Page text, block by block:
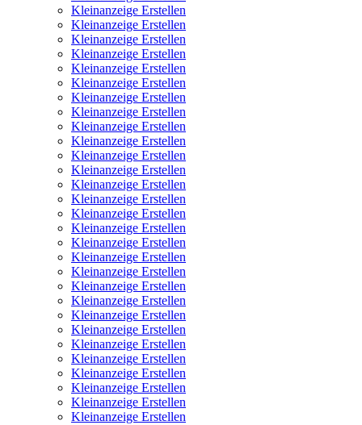
Kleinanzeige Erstellen
Kleinanzeige Erstellen
Kleinanzeige Erstellen
Kleinanzeige Erstellen
Kleinanzeige Erstellen
Kleinanzeige Erstellen
Kleinanzeige Erstellen
Kleinanzeige Erstellen
Kleinanzeige Erstellen
Kleinanzeige Erstellen
Kleinanzeige Erstellen
Kleinanzeige Erstellen
Kleinanzeige Erstellen
Kleinanzeige Erstellen
Kleinanzeige Erstellen
Kleinanzeige Erstellen
Kleinanzeige Erstellen
Kleinanzeige Erstellen
Kleinanzeige Erstellen
Kleinanzeige Erstellen
Kleinanzeige Erstellen
Kleinanzeige Erstellen
Kleinanzeige Erstellen
Kleinanzeige Erstellen
Kleinanzeige Erstellen
Kleinanzeige Erstellen
Kleinanzeige Erstellen
Kleinanzeige Erstellen
Kleinanzeige Erstellen